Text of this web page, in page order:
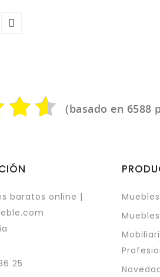
(basado en 6588
baratos online |
25